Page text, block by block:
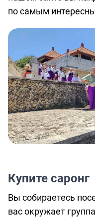
по самым
Купите саронг
Вы собираетесь
вас окружает